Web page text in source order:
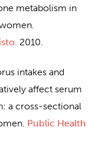
metabolism in
2010.
intakes and
affect serum
a cross-sectional
Public Health